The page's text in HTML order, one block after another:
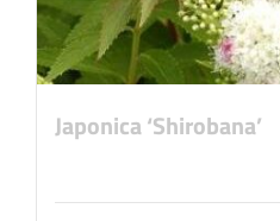
Japonica ‘Shirobana’